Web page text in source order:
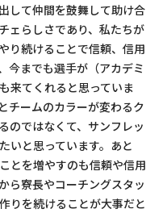
して仲間を鼓舞して助け合
ェらしさであり、私たちが
り続けることで信頼、信用
今までも選手が（アカデミ
来てくれると思っていま
チームのカラーが変わるク
のではなくて、サンフレッ
いと思っています。あと
とを増やすのも信頼や信用
ら寮長やコーチングスタッ
りを続けることが大事だと